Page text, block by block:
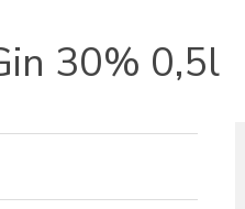
30% 0,5l